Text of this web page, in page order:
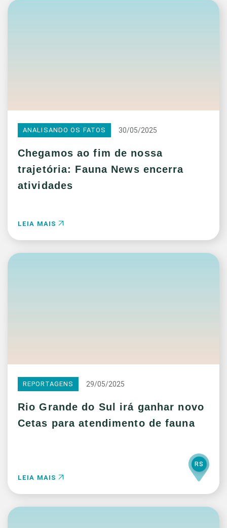
ANALISANDO OS FATOS 30/05/2025
Chegamos ao fim de nossa
trajetória: Fauna News encerra
atividades
LEIA MAIS
REPORTAGENS 29/05/2025
Rio Grande do Sul irá ganhar novo
Cetas para atendimento de fauna
LEIA MAIS
RS